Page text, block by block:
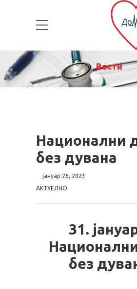
Вести
Национални
без дувана
јануар 26, 2023
АКТУЕЛНО
31.
без